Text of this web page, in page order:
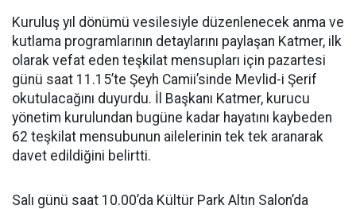
Kuruluş yıl dönümü vesilesiyle düzenlenecek anma ve
kutlama programlarının detaylarını paylaşan Katmer, ilk
olarak vefat eden teşkilat mensupları için pazartesi
günü saat 11.15’te Şeyh Camii’sinde Mevlid-i Şerif
okutulacağını duyurdu. İl Başkanı Katmer, kurucu
yönetim kurulundan bugüne kadar hayatını kaybeden
62 teşkilat mensubunun ailelerinin tek tek aranarak
davet edildiğini belirtti.
Salı günü saat 10.00’da Kültür Park Altın Salon’da